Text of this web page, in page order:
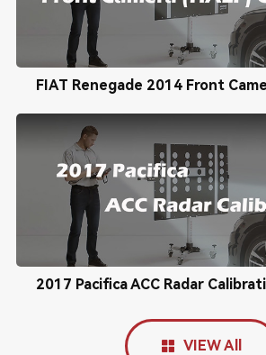
2017 Pacifica ACC Radar
VIEW All